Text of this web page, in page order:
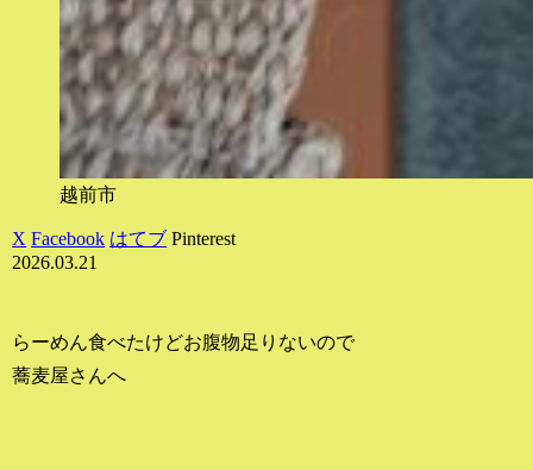
越前市
X Facebook はてブ Pinterest
2026.03.21
らーめん食べたけどお腹物足りないので
蕎麦屋さんへ